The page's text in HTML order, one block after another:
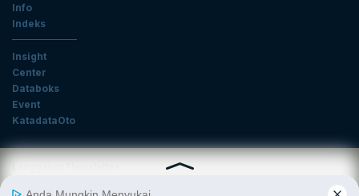
Info
Indeks
Insight
Center
Databoks
Event
KatadataOto
Email